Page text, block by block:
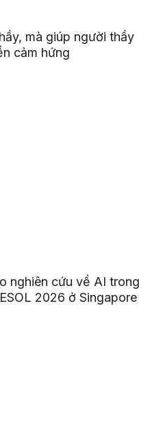
mà giúp người thầy
cảm hứng
nghiên cứu về AI trong
2026 ở Singapore